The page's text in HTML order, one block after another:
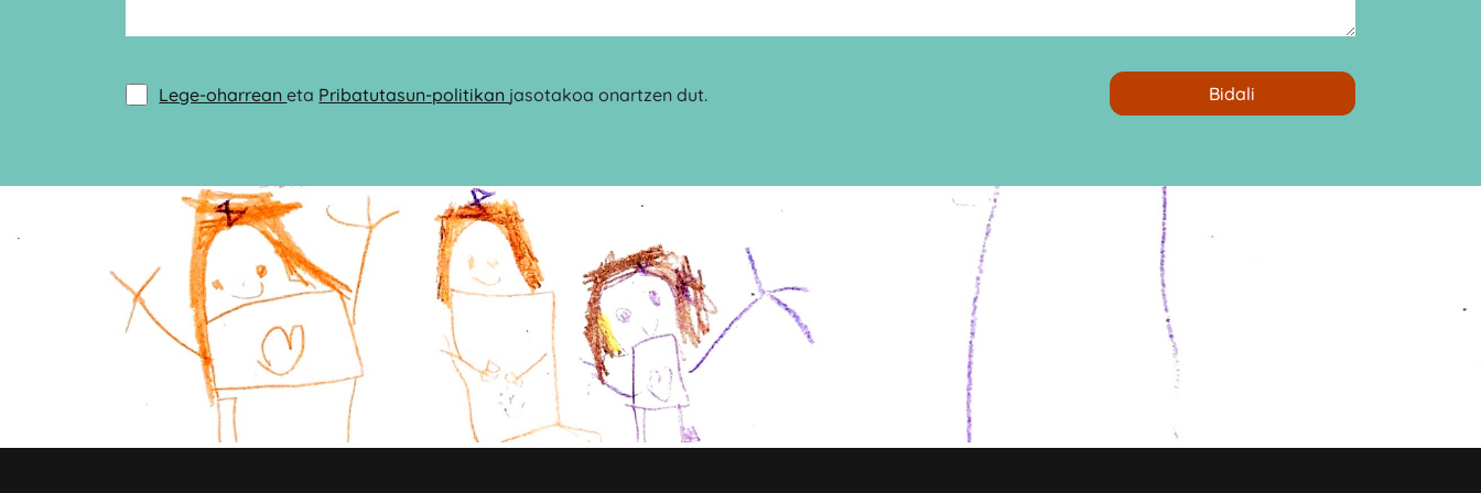
Lege-oharreaneta Pribatutasun-politikan jasotakoa onartzen dut.